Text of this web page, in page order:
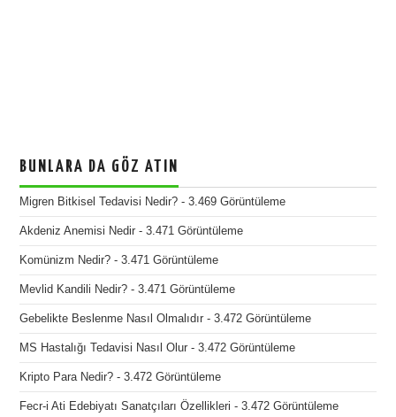
BUNLARA DA GÖZ ATIN
Migren Bitkisel Tedavisi Nedir? - 3.469 Görüntüleme
Akdeniz Anemisi Nedir - 3.471 Görüntüleme
Komünizm Nedir? - 3.471 Görüntüleme
Mevlid Kandili Nedir? - 3.471 Görüntüleme
Gebelikte Beslenme Nasıl Olmalıdır - 3.472 Görüntüleme
MS Hastalığı Tedavisi Nasıl Olur - 3.472 Görüntüleme
Kripto Para Nedir? - 3.472 Görüntüleme
Fecr-i Ati Edebiyatı Sanatçıları Özellikleri - 3.472 Görüntüleme